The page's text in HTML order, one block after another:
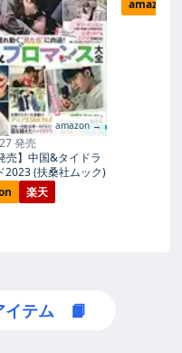
amazon →
発売
売】中国&タイドラ
2023 (扶桑社ムック)
楽天
amazon
イテム 📙